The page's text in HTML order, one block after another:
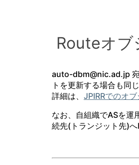
Routeオブ
auto-dbm@nic.ad.jp 宛
トを更新する場合も同
詳細は、 JPIRRでのオ
なお、自組織でASを運
続先(トランジット先)